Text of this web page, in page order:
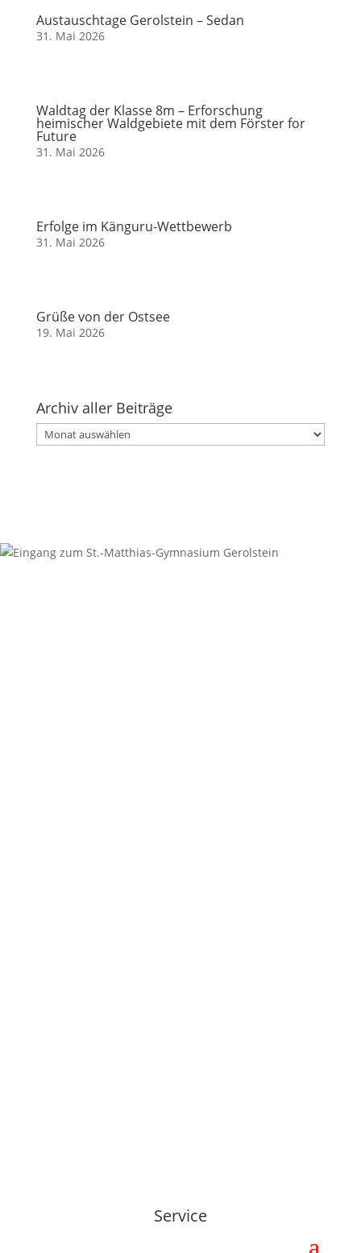
Austauschtage Gerolstein – Sedan
31. Mai 2026
Waldtag der Klasse 8m – Erforschung
heimischer Waldgebiete mit dem Förster for
Future
31. Mai 2026
Erfolge im Känguru-Wettbewerb
31. Mai 2026
Grüße von der Ostsee
19. Mai 2026
Archiv aller Beiträge
Archiv
aller
Service